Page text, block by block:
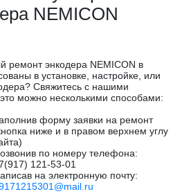
NEMICON
ремонт энкодера NEMICON в
в установке, настройке, или
Свяжитесь с нашими
можно несколькими способами:
форму заявки на ремонт
ниже и в правом верхнем углу
по номеру телефона:
121-53-01
на электронную почту: